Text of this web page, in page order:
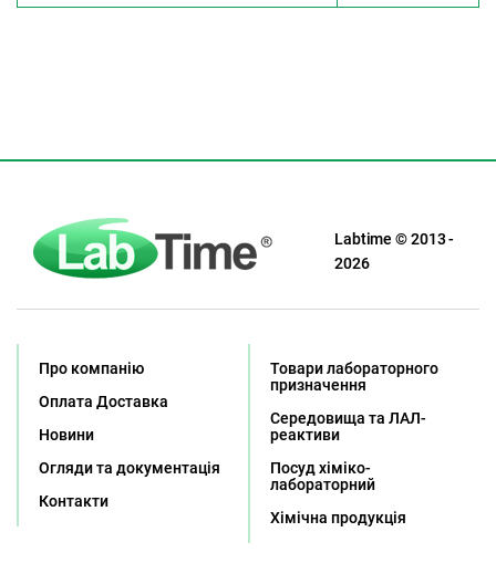
Labtime © 2013 -
2026
Про компанію
Оплата Доставка
Новини
Огляди та документація
Контакти
Товари лабораторного
призначення
Середовища та ЛАЛ-
реактиви
Посуд хіміко-
лабораторний
Хімічна продукція